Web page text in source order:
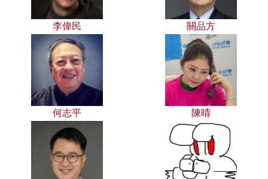
李偉民 關品方
何志平 陳晴